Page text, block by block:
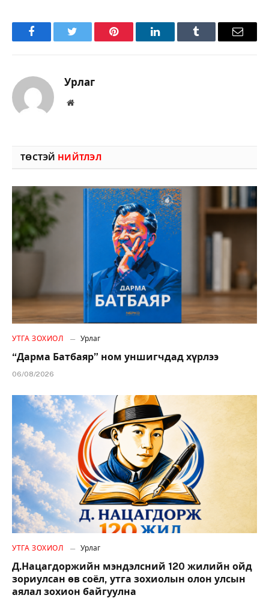
FacebookTwitter Pinterest LinkedInTumblr Имэйл
Урлаг
Вэбсайт
ТӨСТЭЙ НИЙТЛЭЛ
УТГА ЗОХИОЛ Урлаг
“Дарма Батбаяр” ном уншигчдад хүрлээ
06/08/2026
УТГА ЗОХИОЛ Урлаг
Д.Нацагдоржийн мэндэлсний 120 жилийн ойд
зориулсан өв соёл, утга зохиолын олон улсын
аялал зохион байгуулна